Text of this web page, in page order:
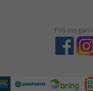
Följ oss